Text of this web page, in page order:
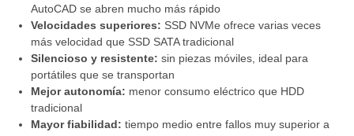
AutoCAD se abren mucho más rápido
Velocidades superiores: SSD NVMe ofrece varias veces
más velocidad que SSD SATA tradicional
Silencioso y resistente: sin piezas móviles, ideal para
portátiles que se transportan
Mejor autonomía: menor consumo eléctrico que HDD
tradicional
Mayor fiabilidad: tiempo medio entre fallos muy superior a